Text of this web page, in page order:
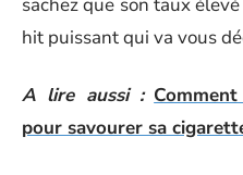
hit puissant qui va vous
A lire aussi :
pour savourer sa